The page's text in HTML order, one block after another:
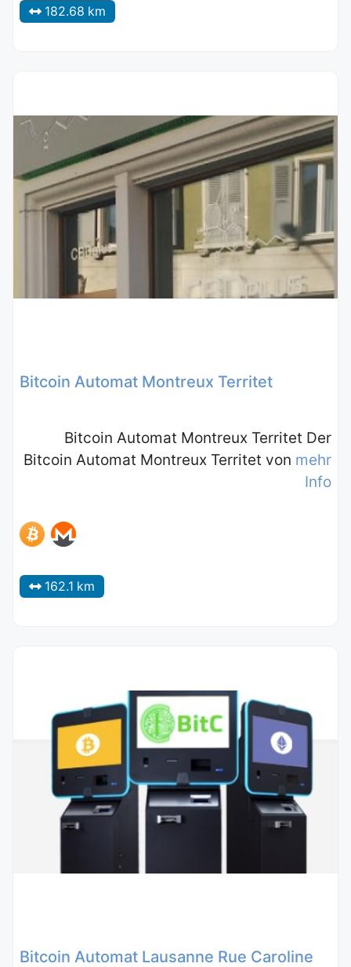
182.68 km
Bitcoin Automat Montreux Territet
Bitcoin Automat Montreux Territet Der
Bitcoin Automat Montreux Territet von mehr
Info
162.1 km
Bitcoin Automat Lausanne Rue Caroline